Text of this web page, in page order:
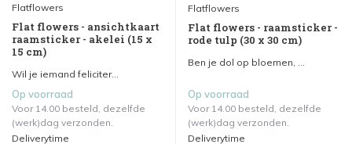
Flatflowers
Flat flowers - ansichtkaart
raamsticker - akelei (15 x
15 cm)
Wil je iemand feliciter...
Op voorraad
Voor 14.00 besteld, dezelfde
(werk)dag verzonden.
Deliverytime
Flatflowers
Flat flowers - raamsticker -
rode tulp (30 x 30 cm)
Ben je dol op bloemen, ...
Op voorraad
Voor 14.00 besteld, dezelfde
(werk)dag verzonden.
Deliverytime